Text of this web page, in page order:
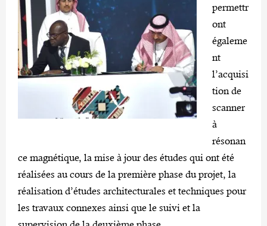
permettr
ont
égaleme
nt
l’acquisi
tion de
scanner
à
résonan
ce magnétique, la mise à jour des études qui ont été
réalisées au cours de la première phase du projet, la
réalisation d’études architecturales et techniques pour
les travaux connexes ainsi que le suivi et la